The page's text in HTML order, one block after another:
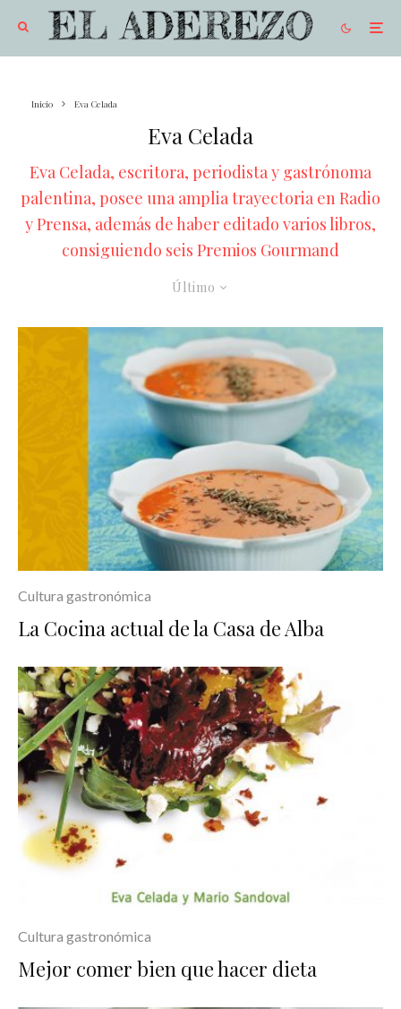
Inicio Eva Celada
Eva Celada
Eva Celada, escritora, periodista y gastrónoma
palentina, posee una amplia trayectoria en Radio
y Prensa, además de haber editado varios libros,
consiguiendo seis Premios Gourmand
Último
Cultura gastronómica
La Cocina actual de la Casa de Alba
Cultura gastronómica
Mejor comer bien que hacer dieta